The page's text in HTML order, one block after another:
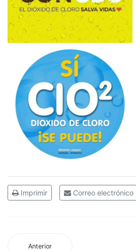
Imprimir Correo electrónico
Anterior